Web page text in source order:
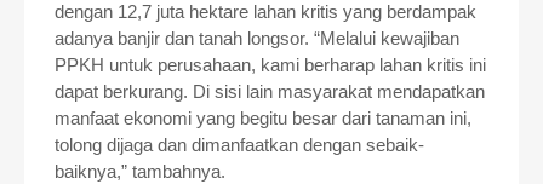
dengan 12,7 juta hektare lahan kritis yang berdampak
adanya banjir dan tanah longsor. “Melalui kewajiban
PPKH untuk perusahaan, kami berharap lahan kritis ini
dapat berkurang. Di sisi lain masyarakat mendapatkan
manfaat ekonomi yang begitu besar dari tanaman ini,
tolong dijaga dan dimanfaatkan dengan sebaik-
baiknya,” tambahnya.